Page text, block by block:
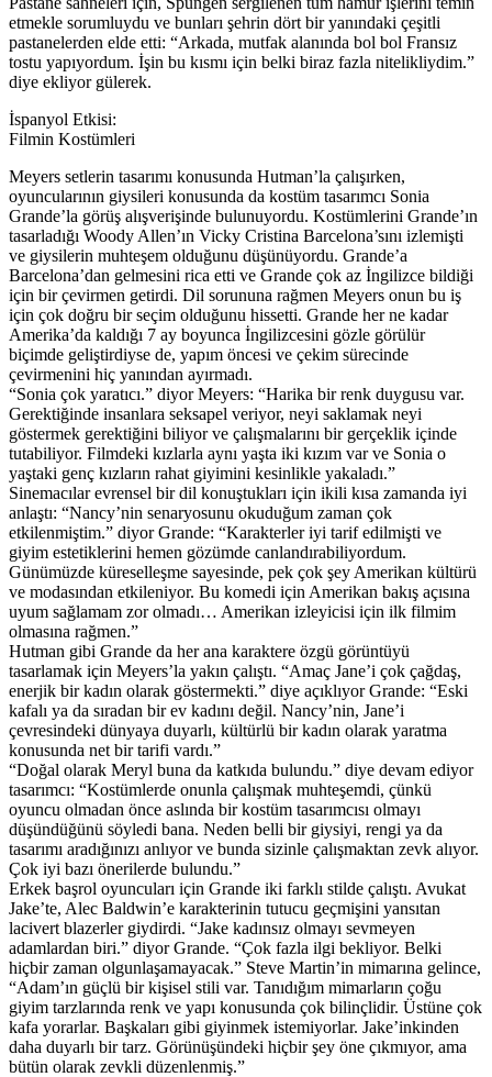
etmekle sorumluydu ve bunları şehrin dört bir yanındaki çeşitli
pastanelerden elde etti: “Arkada, mutfak alanında bol bol Fransız
tostu yapıyordum. İşin bu kısmı için belki biraz fazla nitelikliydim.”
diye ekliyor gülerek.
İspanyol Etkisi:
Filmin Kostümleri
Meyers setlerin tasarımı konusunda Hutman’la çalışırken,
oyuncularının giysileri konusunda da kostüm tasarımcı Sonia
Grande’la görüş alışverişinde bulunuyordu. Kostümlerini Grande’ın
tasarladığı Woody Allen’ın Vicky Cristina Barcelona’sını izlemişti
ve giysilerin muhteşem olduğunu düşünüyordu. Grande’a
Barcelona’dan gelmesini rica etti ve Grande çok az İngilizce bildiği
için bir çevirmen getirdi. Dil sorununa rağmen Meyers onun bu iş
için çok doğru bir seçim olduğunu hissetti. Grande her ne kadar
Amerika’da kaldığı 7 ay boyunca İngilizcesini gözle görülür
biçimde geliştirdiyse de, yapım öncesi ve çekim sürecinde
çevirmenini hiç yanından ayırmadı.
“Sonia çok yaratıcı.” diyor Meyers: “Harika bir renk duygusu var.
Gerektiğinde insanlara seksapel veriyor, neyi saklamak neyi
göstermek gerektiğini biliyor ve çalışmalarını bir gerçeklik içinde
tutabiliyor. Filmdeki kızlarla aynı yaşta iki kızım var ve Sonia o
yaştaki genç kızların rahat giyimini kesinlikle yakaladı.”
Sinemacılar evrensel bir dil konuştukları için ikili kısa zamanda iyi
anlaştı: “Nancy’nin senaryosunu okuduğum zaman çok
etkilenmiştim.” diyor Grande: “Karakterler iyi tarif edilmişti ve
giyim estetiklerini hemen gözümde canlandırabiliyordum.
Günümüzde küreselleşme sayesinde, pek çok şey Amerikan kültürü
ve modasından etkileniyor. Bu komedi için Amerikan bakış açısına
uyum sağlamam zor olmadı… Amerikan izleyicisi için ilk filmim
olmasına rağmen.”
Hutman gibi Grande da her ana karaktere özgü görüntüyü
tasarlamak için Meyers’la yakın çalıştı. “Amaç Jane’i çok çağdaş,
enerjik bir kadın olarak göstermekti.” diye açıklıyor Grande: “Eski
kafalı ya da sıradan bir ev kadını değil. Nancy’nin, Jane’i
çevresindeki dünyaya duyarlı, kültürlü bir kadın olarak yaratma
konusunda net bir tarifi vardı.”
“Doğal olarak Meryl buna da katkıda bulundu.” diye devam ediyor
tasarımcı: “Kostümlerde onunla çalışmak muhteşemdi, çünkü
oyuncu olmadan önce aslında bir kostüm tasarımcısı olmayı
düşündüğünü söyledi bana. Neden belli bir giysiyi, rengi ya da
tasarımı aradığınızı anlıyor ve bunda sizinle çalışmaktan zevk alıyor.
Çok iyi bazı önerilerde bulundu.”
Erkek başrol oyuncuları için Grande iki farklı stilde çalıştı. Avukat
Jake’te, Alec Baldwin’e karakterinin tutucu geçmişini yansıtan
lacivert blazerler giydirdi. “Jake kadınsız olmayı sevmeyen
adamlardan biri.” diyor Grande. “Çok fazla ilgi bekliyor. Belki
hiçbir zaman olgunlaşamayacak.” Steve Martin’in mimarına gelince,
“Adam’ın güçlü bir kişisel stili var. Tanıdığım mimarların çoğu
giyim tarzlarında renk ve yapı konusunda çok bilinçlidir. Üstüne çok
kafa yorarlar. Başkaları gibi giyinmek istemiyorlar. Jake’inkinden
daha duyarlı bir tarz. Görünüşündeki hiçbir şey öne çıkmıyor, ama
bütün olarak zevkli düzenlenmiş.”